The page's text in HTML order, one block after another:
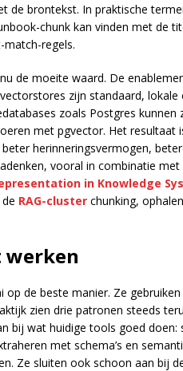
de brontekst. In praktische
chunk kan vinden met de
regels.
de moeite waard. De
zijn standaard, lokale
zoals Postgres kunnen
met pgvector. Het resultaat
herinneringsvermogen,
vooral in combinatie met
in Knowledge
RAG-cluster chunking,
de beste manier. Ze
zien drie patronen steeds
bij wat huidige tools goed doen:
met schema’s en
Ze sluiten ook schoon aan bij